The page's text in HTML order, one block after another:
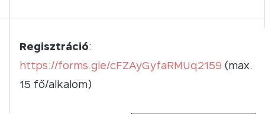
Regisztráció:
https://forms.gle/cFZAyGyfaRMUq2159 (max.
15 fő/alkalom)